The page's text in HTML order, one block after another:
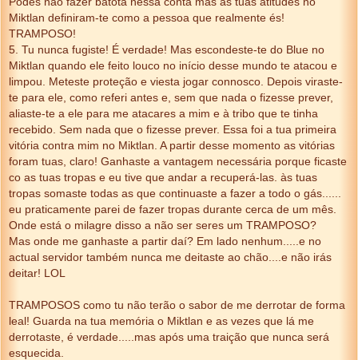
Miktlan definiram-te como a pessoa que realmente és!
TRAMPOSO!
5. Tu nunca fugiste! É verdade! Mas escondeste-te do Blue no
Miktlan quando ele feito louco no início desse mundo te atacou e
limpou. Meteste proteção e viesta jogar connosco. Depois viraste-
te para ele, como referi antes e, sem que nada o fizesse prever,
aliaste-te a ele para me atacares a mim e à tribo que te tinha
recebido. Sem nada que o fizesse prever. Essa foi a tua primeira
vitória contra mim no Miktlan. A partir desse momento as vitórias
foram tuas, claro! Ganhaste a vantagem necessária porque ficaste
co as tuas tropas e eu tive que andar a recuperá-las. às tuas
tropas somaste todas as que continuaste a fazer a todo o gás......
eu praticamente parei de fazer tropas durante cerca de um mês.
Onde está o milagre disso a não ser seres um TRAMPOSO?
Mas onde me ganhaste a partir daí? Em lado nenhum.....e no
actual servidor também nunca me deitaste ao chão....e não irás
deitar! LOL
TRAMPOSOS como tu não terão o sabor de me derrotar de forma
leal! Guarda na tua memória o Miktlan e as vezes que lá me
derrotaste, é verdade.....mas após uma traição que nunca será
esquecida.